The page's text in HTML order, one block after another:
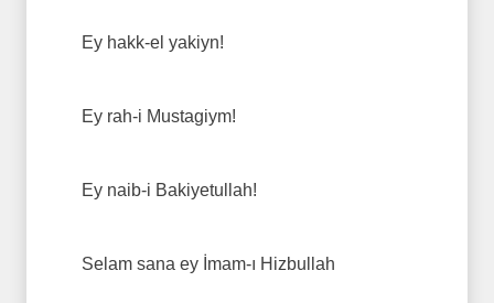
Ey hakk-el yakiyn!
Ey rah-i Mustagiym!
Ey naib-i Bakiyetullah!
Selam sana ey İmam-ı Hizbullah